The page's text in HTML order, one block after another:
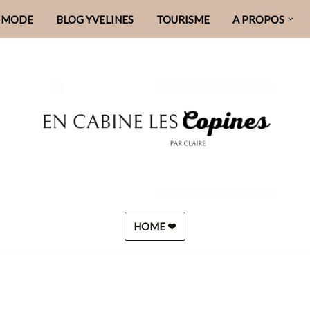
MODE BLOG YVELINES TOURISME A PROPOS
HOME ❤︎